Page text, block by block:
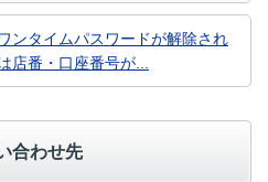
ンタイムパスワードが解除され
店番・口座番号が...
合わせ先